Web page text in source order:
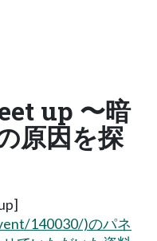
up 〜暗
原因を探
140030/)のパネ